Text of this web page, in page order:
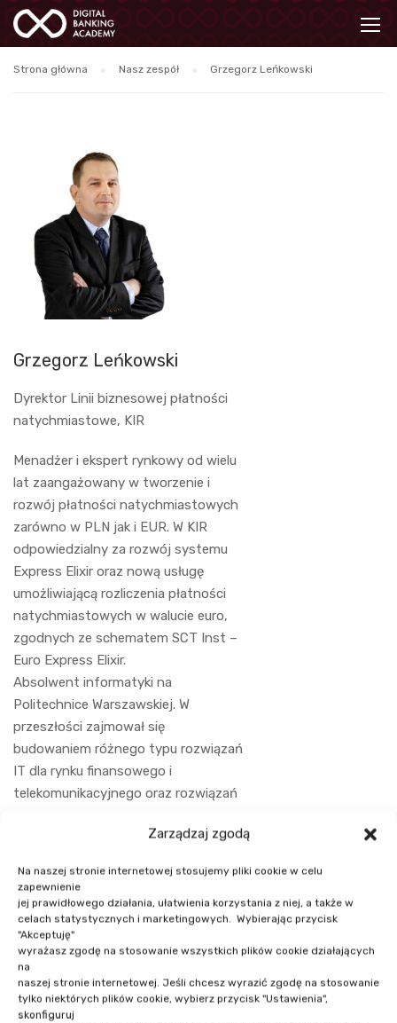
Zarządzaj zgodą
Na naszej stronie internetowej stosujemy pliki cookie w celu
zapewnienie
jej prawidłowego działania, ułatwienia korzystania z niej, a także w
celach statystycznych i marketingowych. Wybierając przycisk
"Akceptuję"
wyrażasz zgodę na stosowanie wszystkich plików cookie działających
na
naszej stronie internetowej. Jeśli chcesz wyrazić zgodę na stosowanie
tylko niektórych plików cookie, wybierz przycisk "Ustawienia",
skonfiguruj
Strona główna Nasz zespół Grzegorz Leńkowski
Grzegorz Leńkowski
Dyrektor Linii biznesowej płatności
natychmiastowe, KIR
Menadżer i ekspert rynkowy od wielu
lat zaangażowany w tworzenie i
rozwój płatności natychmiastowych
zarówno w PLN jak i EUR. W KIR
odpowiedzialny za rozwój systemu
Express Elixir oraz nową usługę
umożliwiającą rozliczenia płatności
natychmiastowych w walucie euro,
zgodnych ze schematem SCT Inst –
Euro Express Elixir.
Absolwent informatyki na
Politechnice Warszawskiej. W
przeszłości zajmował się
budowaniem różnego typu rozwiązań
IT dla rynku finansowego i
telekomunikacyjnego oraz rozwiązań
podpisu elektronicznego i tożsamości